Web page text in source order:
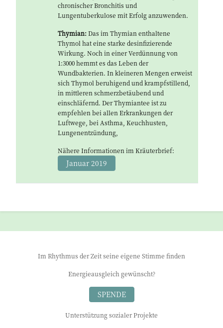
chronischer Bronchitis und
Lungentuberkulose mit Erfolg anzuwenden.
Thymian: Das im Thymian enthaltene
Thymol hat eine starke desinfizierende
Wirkung. Noch in einer Verdünnung von
1:3000 hemmt es das Leben der
Wundbakterien. In kleineren Mengen erweist
sich Thymol beruhigend und krampfstillend,
in mittleren schmerzbetäubend und
einschläfernd. Der Thymiantee ist zu
empfehlen bei allen Erkrankungen der
Luftwege, bei Asthma, Keuchhusten,
Lungenentzündung,
Nähere Informationen im Kräuterbrief:
Januar 2019
Im Rhythmus der Zeit seine eigene Stimme finden
Energieausgleich gewünscht?
SPENDE
Unterstützung sozialer Projekte